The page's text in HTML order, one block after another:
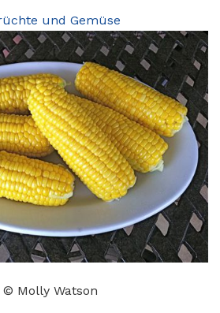
und Gemüse
© Molly Watson